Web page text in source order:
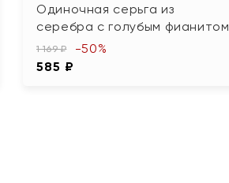
Одиночная серьга из
серебра с голубым фианитом
1 169 ₽
585 ₽
-50%